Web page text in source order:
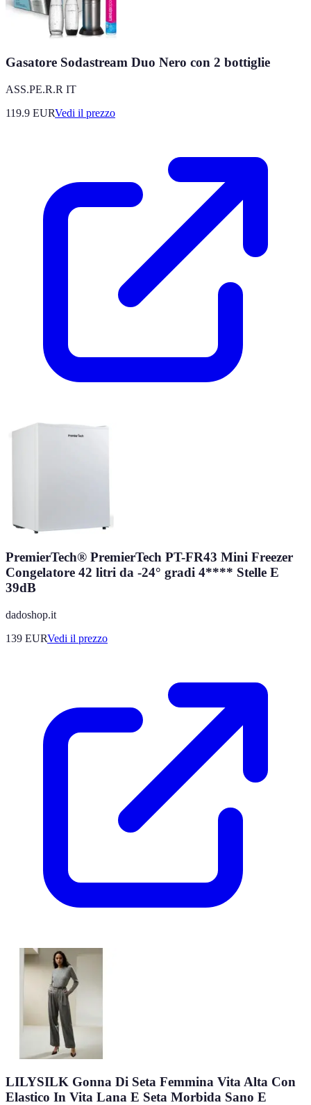
Gasatore Sodastream Duo Nero con 2 bottiglie
ASS.PE.R.R IT
119.9 EURVedi il prezzo
PremierTech® PremierTech PT-FR43 Mini Freezer
Congelatore 42 litri da -24° gradi 4**** Stelle E
39dB
dadoshop.it
139 EURVedi il prezzo
LILYSILK Gonna Di Seta Femmina Vita Alta Con
Elastico In Vita Lana E Seta Morbida Sano E